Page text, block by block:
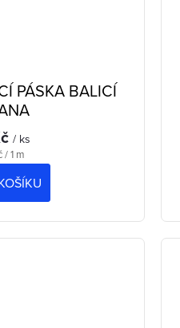
PÁSKA BALICÍ
/ ks
1 m